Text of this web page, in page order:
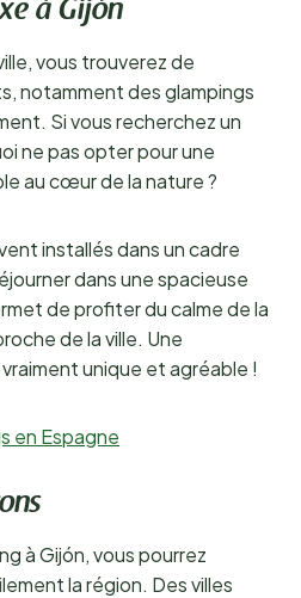
à Gijón
vous trouverez de
notamment des glampings
Si vous recherchez un
ne pas opter pour une
au cœur de la nature ?
installés dans un cadre
dans une spacieuse
de profiter du calme de la
de la ville. Une
unique et agréable !
en Espagne
à Gijón, vous pourrez
la région. Des villes